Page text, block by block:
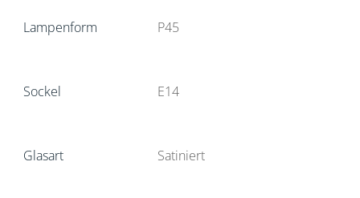
Lampenform P45
Sockel E14
Glasart Satiniert